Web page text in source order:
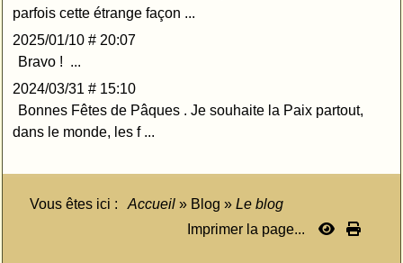
parfois cette étrange façon ...
2025/01/10 # 20:07
Bravo ! ...
2024/03/31 # 15:10
Bonnes Fêtes de Pâques . Je souhaite la Paix partout,
dans le monde, les f ...
Vous êtes ici : Accueil » Blog » Le blog
Imprimer la page...